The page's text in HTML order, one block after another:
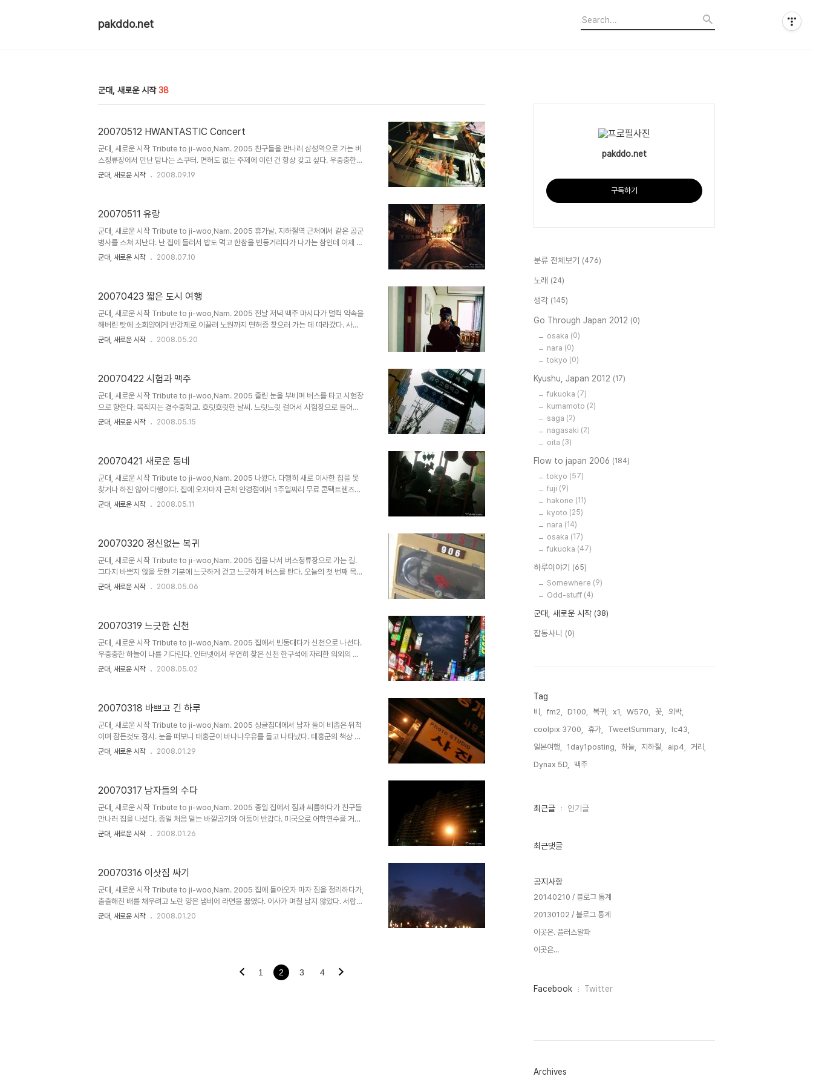
pakddo.net
군대, 새로운 시작 38
20070512 HWANTASTIC Concert
군대, 새로운 시작 Tribute to ji-woo,Nam. 2005 친구들을 만나러 삼성역으로 가는 버
스정류장에서 만난 탐나는 스쿠터. 면허도 없는 주제에 이런 건 항상 갖고 싶다. 우중충한
날씨. 버스를 기다린다. 잠실대교를 건너는 중간. 안개가 자욱해 가까운 곳도 잘 보이지 않
창우를 만남.지우는 뭔가 또 탐나는 물건을 가지고 나타났다. Rollei Flex. 이안 반사식 필
름 카메라. 연세가 꽤 되신 물건이신데도 상태가 좋다. 중형카..
군대, 새로운 시작 2008.09.19
20070511 유랑
군대, 새로운 시작 Tribute to ji-woo,Nam. 2005 휴가날. 지하철역 근처에서 같은 공군
병사를 스쳐 지난다. 난 집에 들러서 밥도 먹고 한참을 빈둥거리다가 나가는 참인데 이제 서
울에 도착한 모양이다. 고생 많구만... 별것도 아닌데 괜히 우쭐해진다. 역시 가까운데가 최
휩쓸려 지하철에 오른다. 종로에 들렀다. 필름을 샀고 지우가 밥을 안먹었다고 해서 맥도날
드에... 빅맥을 시켰다. 웅얼웅얼 ..
군대, 새로운 시작 2008.07.10
20070423 짧은 도시 여행
군대, 새로운 시작 Tribute to ji-woo,Nam. 2005 전날 저녁 맥주 마시다가 덜컥 약속을
해버린 탓에 소희양에게 반강제로 이끌려 노원까지 면허증 찾으러 가는 데 따라갔다. 사실
할 일도 없었다. -_-; 소희가 이것저것 신청하는 동안 필름을 새로 끼우고 바나나 우유를 마
한가로운 돈까스 집에 들어앉아 창밖을 바라본다. 면허시험장이 한눈에 들어온다. 돈까스를
시키니 먼저 가져다주는 깨 방망이. 살살 갈아준다. 내가 시킨 소바세트..
군대, 새로운 시작 2008.05.20
20070422 시험과 맥주
군대, 새로운 시작 Tribute to ji-woo,Nam. 2005 졸린 눈을 부비며 버스를 타고 시험장
으로 향한다. 목적지는 경수중학교. 흐릿흐릿한 날씨. 느릿느릿 걸어서 시험장으로 들어선
다. 가방 멘 사람들이 아침 일찍 움직이는 모습들. 가끔 시험을 보러 오면 고등학교, 중학교
구를 여기서 보다니 세상 정말 좁다. 뭐 별일 없이 시험이 끝나고 (별일 있으면 안 된다. -_-)
친구를 꼬셔 점심을 얻어먹으러 근처 허름한 중국집..
군대, 새로운 시작 2008.05.15
20070421 새로운 동네
군대, 새로운 시작 Tribute to ji-woo,Nam. 2005 나왔다. 다행히 새로 이사한 집을 못
찾거나 하진 않아 다행이다. 집에 오자마자 근처 안경점에서 1주일짜리 무료 콘택트렌즈를
받았다. 왠지 써보고 싶어서 받았는데 눈에 끼우기가 무척 어렵다. 약속이 생겨 나가는 길.
히 박힌 하늘도 힐끔. 2년 동안 사는 동안 생각보다 정이 든 동네라 은근히 반갑다. 주소를
바꾸기 전에 도착한 우편물들을 챙겨 다시 길을 나선다. 또 ..
군대, 새로운 시작 2008.05.11
20070320 정신없는 복귀
군대, 새로운 시작 Tribute to ji-woo,Nam. 2005 집을 나서 버스정류장으로 가는 길.
그다지 바쁘지 않을 듯한 기분에 느긋하게 걷고 느긋하게 버스를 탄다. 오늘의 첫 번째 목적
지는 산업인력공단 동부지사. 별생각 없이 치렀던 정보처리기사 필기가 덜컥 붙어서 실기
니 ㅜ.ㅡ 어쨌거나 다음 약속을 향해 지하철에 오른다. 두 번째 목적지는 동국대학교. 그리
로 향하는 지하철에서 만난 탐나는 접는 자전거 brompton. 서류를 꼼꼼히..
군대, 새로운 시작 2008.05.06
20070319 느긋한 신천
군대, 새로운 시작 Tribute to ji-woo,Nam. 2005 집에서 빈둥대다가 신천으로 나선다.
우중충한 하늘이 나를 기다린다. 인터넷에서 우연히 찾은 신천 한구석에 자리한 의외의 파
스타집. 알루메 근처에서 일하느라 바쁜 친구를 불러냈다. 버터냄새가 아직 남아있는 따뜻
해서 좋다. 접시를 비워간다. 매콤한 토마토 파스타가 꽤 인상적인. 딱히 주문하지 않았는데
서비스로 주신 티라미스. '행복하세요.'라는 말은 왠지 가슴 설레는 느낌. 저녁..
군대, 새로운 시작 2008.05.02
20070318 바쁘고 긴 하루
군대, 새로운 시작 Tribute to ji-woo,Nam. 2005 싱글침대에서 남자 둘이 비좁은 뒤척
이며 잠든것도 잠시. 눈을 떠보니 태홍군이 바나나우유를 들고 나타났다. 태홍군의 책상 풍
경. 아아. 수줍어라. 태홍. 태홍군네 가족 외식에 끼어 염치없이 돼지갈비를 얻어먹었다. 태
서 있다. 길가에서 발견한 씁쓸한 삶의 모습. 태홍이가 사다준 새 신발에 끈을 곱게 끼어 본
다. 아이 이쁘다. 집에서 잠깐 이삿짐을 싸다가, 지우를 만나러 다시 나섰..
군대, 새로운 시작 2008.01.29
20070317 남자들의 수다
군대, 새로운 시작 Tribute to ji-woo,Nam. 2005 종일 집에서 짐과 씨름하다가 친구들
만나러 집을 나섰다. 종일 처음 맡는 바깥공기와 어둠이 반갑다. 미국으로 어학연수를 거의
1년 만에 한국에 들른 태홍이와 친구들이 뭉쳤다. 뭔가 얼큰한 걸 먹게 하고 싶어서 감자탕
는 준정군의 섬섬옥수?! 음... 먹다 보니 좀 과하게 쓴맛이 돈다. 쓴맛이 입을 가득 메우고 난
후의 약간의 달콤함. 그게 흑맥주를 마시는 이유가 아닐..
군대, 새로운 시작 2008.01.26
20070316 이삿짐 싸기
군대, 새로운 시작 Tribute to ji-woo,Nam. 2005 집에 돌아오자 마자 짐을 정리하다가,
출출해진 배를 채우려고 노란 양은 냄비에 라면을 끓였다. 이사가 며칠 남지 않았다. 서랍을
뒤적이다가 일본여행 때 모아뒀던 영수증 뭉치를 찾았다. 하나씩 읽어가다 보니 그 때의 기
득 기록해 두고 싶어진 문자. 기사 필기 합격이로구..
군대, 새로운 시작 2008.01.20
1 2 3 4
pakddo.net
구독하기
분류 전체보기 (476)
노래 (24)
생각 (145)
Go Through Japan 2012 (0)
osaka (0)
nara (0)
tokyo (0)
Kyushu, Japan 2012 (17)
fukuoka (7)
kumamoto (2)
saga (2)
nagasaki (2)
oita (3)
Flow to japan 2006 (184)
tokyo (57)
fuji (9)
hakone (11)
kyoto (25)
nara (14)
osaka (17)
fukuoka (47)
하루이야기 (65)
Somewhere (9)
Odd-stuff (4)
군대, 새로운 시작 (38)
잡동사니 (0)
Tag
비, fm2, D100, 복귀, x1, W570, 꽃,
외박,
coolpix 3700,
휴가, TweetSummary,
lc43,
일본여행,
1day1posting, 하늘, 지하철, aip4,
거리,
Dynax 5D,
맥주,
최
인
최근글 인기글
최근댓글
공지사항
20140210 / 블로그 통계
20130102 / 블로그 통계
이곳은. 플러스알파
이곳은...
페
그
Facebook Twitter
Archives